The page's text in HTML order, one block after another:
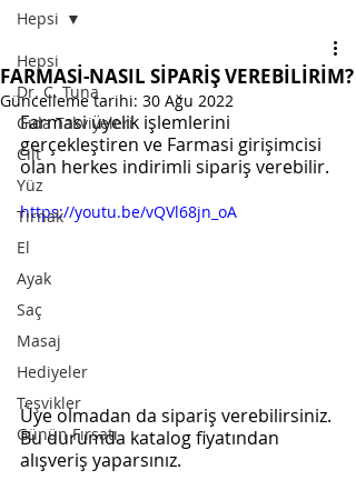
Hepsi
Dr. C. Tuna
Gıda Takviyeleri
Cilt
Yüz
Tırnak
El
Ayak
Saç
Masaj
Hediyeler
Teşvikler
Günün Fırsatı
Hepsi
FARMASİ-NASIL SİPARİŞ VEREBİLİRİM?
Güncelleme tarihi: 30 Ağu 2022
Farmasi üyelik işlemlerini
gerçekleştiren ve Farmasi girişimcisi
olan herkes indirimli sipariş verebilir.
https://youtu.be/vQVl68jn_oA
Üye olmadan da sipariş verebilirsiniz.
Bu durumda katalog fiyatından
alışveriş yaparsınız.